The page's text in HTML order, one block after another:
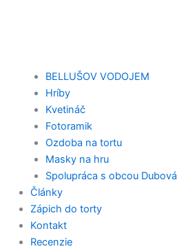
BELLUŠOV VODOJEM
Hríby
Kvetináč
Fotoramik
Ozdoba na tortu
Masky na hru
Spolupráca s obcou Dubová
Články
Zápich do torty
Kontakt
Recenzie